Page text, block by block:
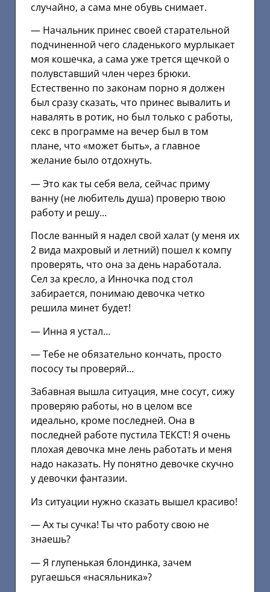
случайно, а сама мне обувь снимает.
— Начальник принес своей старательной
подчиненной чего сладенького мурлыкает
моя кошечка, а сама уже трется щечкой о
полувставший член через брюки.
Естественно по законам порно я должен
был сразу сказать, что принес вывалить и
навалять в ротик, но был только с работы,
секс в программе на вечер был в том
плане, что «может быть», а главное
желание было отдохнуть.
— Это как ты себя вела, сейчас приму
ванну (не любитель душа) проверю твою
работу и решу…
После ванный я надел свой халат (у меня их
2 вида махровый и летний) пошел к компу
проверять, что она за день наработала.
Сел за кресло, а Инночка под стол
забирается, понимаю девочка четко
решила минет будет!
— Инна я устал…
— Тебе не обязательно кончать, просто
пососу ты проверяй…
Забавная вышла ситуация, мне сосут, сижу
проверяю работы, но в целом все
идеально, кроме последней. Она в
последней работе пустила ТЕКСТ! Я очень
плохая девочка мне лень работать и меня
надо наказать. Ну понятно девочке скучно
у девочки фантазии.
Из ситуации нужно сказать вышел красиво!
— Ах ты сучка! Ты что работу свою не
знаешь?
— Я глупенькая блондинка, зачем
ругаешься «насяльника»?